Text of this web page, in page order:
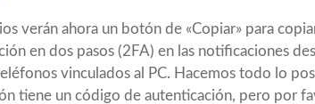
verán ahora un botón de «Copiar» para
en dos pasos (2FA) en las notificaciones
vinculados al PC. Hacemos todo lo
tiene un código de autenticación, pero por